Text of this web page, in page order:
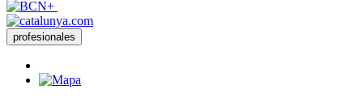
profesionales